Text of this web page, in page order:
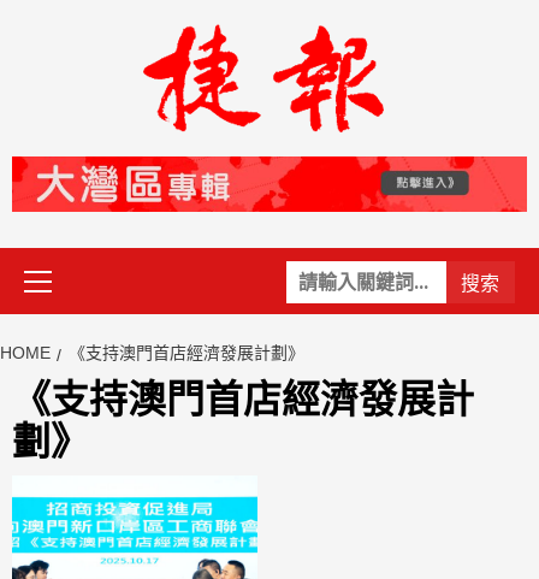
關
鍵
Primary
Menu
HOME 《支持澳門首店經濟發展計劃》
《支持澳門首店經濟發展計
劃》